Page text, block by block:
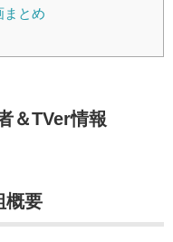
まとめ
＆TVer情報
概要